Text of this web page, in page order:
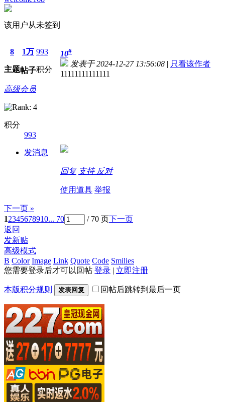
该用户从未签到
8
主题
1万
帖子
993
积分
高级会员
积分
993
发消息
10#
发表于 2024-12-27 13:56:08 | 只看该作者
11111111111111
回复 支持 反对
使用道具 举报
下一页 »
12345678910... 70 / 70 页下一页
返回
发新贴
高级模式
B Color Image Link Quote Code Smilies
您需要登录后才可以回帖 登录 | 立即注册
本版积分规则 发表回复 回帖后跳转到最后一页